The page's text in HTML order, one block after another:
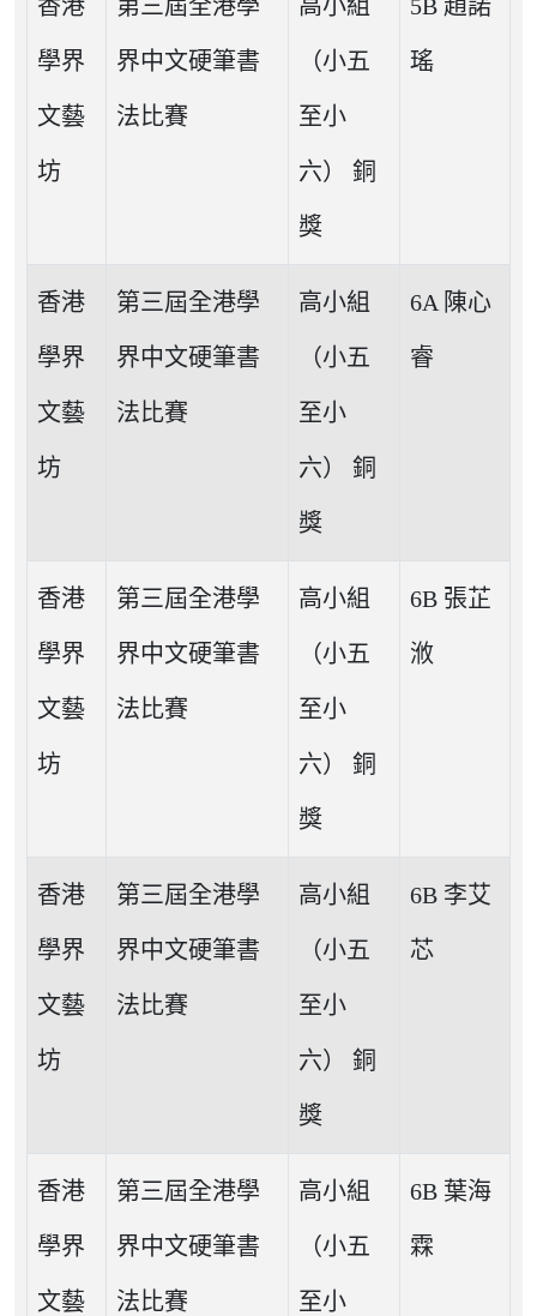
香港
學界
文藝
坊
第三屆全港學
界中文硬筆書
法比賽
高小組
（小五
至小
六） 銅
獎
5B 趙諾
瑤
香港
學界
文藝
坊
第三屆全港學
界中文硬筆書
法比賽
高小組
（小五
至小
六） 銅
獎
6A 陳心
睿
香港
學界
文藝
坊
第三屆全港學
界中文硬筆書
法比賽
高小組
（小五
至小
六） 銅
獎
6B 張芷
浟
香港
學界
文藝
坊
第三屆全港學
界中文硬筆書
法比賽
高小組
（小五
至小
六） 銅
獎
6B 李艾
芯
香港
學界
文藝
第三屆全港學
界中文硬筆書
法比賽
高小組
（小五
至小
6B 葉海
霖